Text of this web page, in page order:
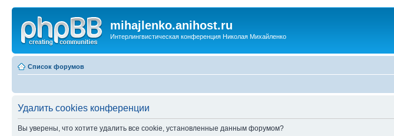
mihajlenko.anihost.ru
Интерлингвистическая конференция Николая Михайленко
Список форумов
Удалить cookies конференции
Вы уверены, что хотите удалить все cookie, установленные данным форумом?